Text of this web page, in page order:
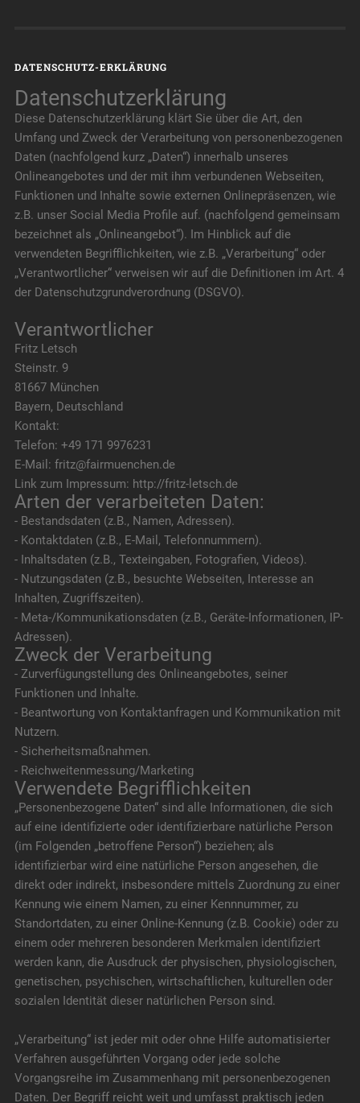
DATENSCHUTZ-ERKLÄRUNG
Datenschutzerklärung
Diese Datenschutzerklärung klärt Sie über die Art, den
Umfang und Zweck der Verarbeitung von personenbezogenen
Daten (nachfolgend kurz „Daten“) innerhalb unseres
Onlineangebotes und der mit ihm verbundenen Webseiten,
Funktionen und Inhalte sowie externen Onlinepräsenzen, wie
z.B. unser Social Media Profile auf. (nachfolgend gemeinsam
bezeichnet als „Onlineangebot“). Im Hinblick auf die
verwendeten Begrifflichkeiten, wie z.B. „Verarbeitung“ oder
„Verantwortlicher“ verweisen wir auf die Definitionen im Art. 4
der Datenschutzgrundverordnung (DSGVO).
Verantwortlicher
Fritz Letsch
Steinstr. 9
81667 München
Bayern, Deutschland
Kontakt:
Telefon: +49 171 9976231
E-Mail: fritz@fairmuenchen.de
Link zum Impressum: http://fritz-letsch.de
Arten der verarbeiteten Daten:
- Bestandsdaten (z.B., Namen, Adressen).
- Kontaktdaten (z.B., E-Mail, Telefonnummern).
- Inhaltsdaten (z.B., Texteingaben, Fotografien, Videos).
- Nutzungsdaten (z.B., besuchte Webseiten, Interesse an
Inhalten, Zugriffszeiten).
- Meta-/Kommunikationsdaten (z.B., Geräte-Informationen, IP-
Adressen).
Zweck der Verarbeitung
- Zurverfügungstellung des Onlineangebotes, seiner
Funktionen und Inhalte.
- Beantwortung von Kontaktanfragen und Kommunikation mit
Nutzern.
- Sicherheitsmaßnahmen.
- Reichweitenmessung/Marketing
Verwendete Begrifflichkeiten
„Personenbezogene Daten“ sind alle Informationen, die sich
auf eine identifizierte oder identifizierbare natürliche Person
(im Folgenden „betroffene Person“) beziehen; als
identifizierbar wird eine natürliche Person angesehen, die
direkt oder indirekt, insbesondere mittels Zuordnung zu einer
Kennung wie einem Namen, zu einer Kennnummer, zu
Standortdaten, zu einer Online-Kennung (z.B. Cookie) oder zu
einem oder mehreren besonderen Merkmalen identifiziert
werden kann, die Ausdruck der physischen, physiologischen,
genetischen, psychischen, wirtschaftlichen, kulturellen oder
sozialen Identität dieser natürlichen Person sind.
„Verarbeitung“ ist jeder mit oder ohne Hilfe automatisierter
Verfahren ausgeführten Vorgang oder jede solche
Vorgangsreihe im Zusammenhang mit personenbezogenen
Daten. Der Begriff reicht weit und umfasst praktisch jeden